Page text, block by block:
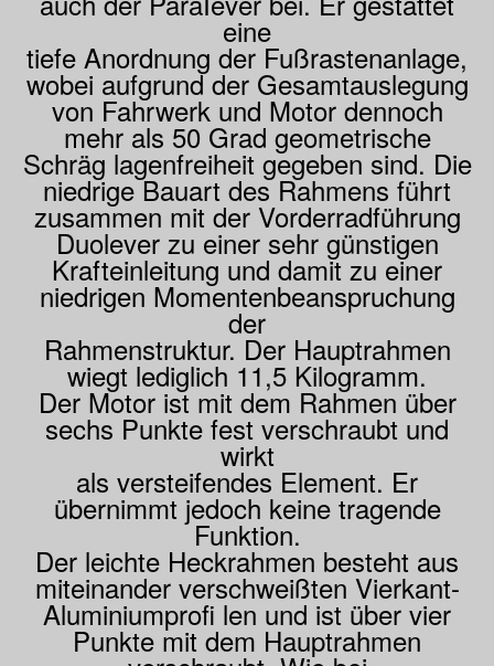
eine
tiefe Anordnung der Fußrastenanlage,
wobei aufgrund der Gesamtauslegung
von Fahrwerk und Motor dennoch
mehr als 50 Grad geometrische
Schräg lagenfreiheit gegeben sind. Die
niedrige Bauart des Rahmens führt
zusammen mit der Vorderradführung
Duolever zu einer sehr günstigen
Krafteinleitung und damit zu einer
niedrigen Momentenbeanspruchung
der
Rahmenstruktur. Der Hauptrahmen
wiegt lediglich 11,5 Kilogramm.
Der Motor ist mit dem Rahmen über
sechs Punkte fest verschraubt und
wirkt
als versteifendes Element. Er
übernimmt jedoch keine tragende
Funktion.
Der leichte Heckrahmen besteht aus
miteinander verschweißten Vierkant-
Aluminiumprofi len und ist über vier
Punkte mit dem Hauptrahmen